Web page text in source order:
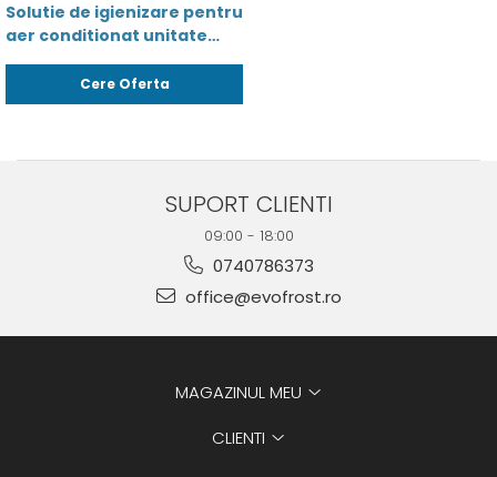
Solutie de igienizare pentru
aer conditionat unitate
interioara / vaporizator -
AirPur 750ml -
8436042510351
Cere Oferta
SUPORT CLIENTI
09:00 - 18:00
0740786373
office@evofrost.ro
MAGAZINUL MEU
CLIENTI